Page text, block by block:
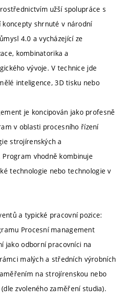
užší spolupráce s
shrnuté v národní
4.0 a vycházející ze
kombinatorika a
vývoje. V technice jde
inteligence, 3D tisku nebo
je koncipován jako profesně
v oblasti procesního řízení
strojírenských a
vhodně kombinuje
technologie nebo technologie v
a typické pracovní pozice:
Procesní management
jako odborní pracovníci na
malých a středních výrobních
na strojírenskou nebo
zvoleného zaměření studia).